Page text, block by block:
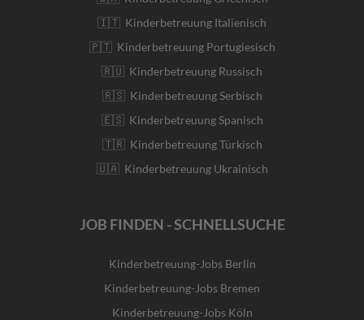
🇮🇹 Kinderbetreuung Italienisch
🇵🇹 Kinderbetreuung Portugiesisch
🇷🇺 Kinderbetreuung Russisch
🇷🇸 Kinderbetreuung Serbisch
🇪🇸 Kinderbetreuung Spanisch
🇹🇷 Kinderbetreuung Türkisch
🇺🇦 Kinderbetreuung Ukrainisch
JOB FINDEN - SCHNELLSUCHE
Kinderbetreuung-Jobs Berlin
Kinderbetreuung-Jobs Bremen
Kinderbetreuung-Jobs Köln